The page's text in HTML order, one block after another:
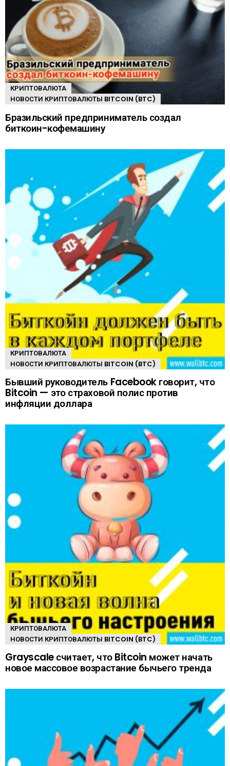
КРИПТОВАЛЮТА
НОВОСТИ КРИПТОВАЛЮТЫ BITCOIN (BTC)
Бразильский предприниматель создал
биткоин-кофемашину
КРИПТОВАЛЮТА
НОВОСТИ КРИПТОВАЛЮТЫ BITCOIN (BTC)
Бывший руководитель Facebook говорит, что
Bitcoin — это страховой полис против
инфляции доллара
КРИПТОВАЛЮТА
НОВОСТИ КРИПТОВАЛЮТЫ BITCOIN (BTC)
Grayscale считает, что Bitcoin может начать
новое массовое возрастание бычьего тренда